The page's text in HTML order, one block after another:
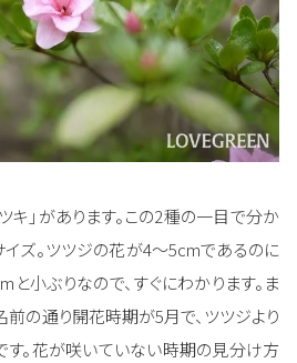
キ」があります。この2種の一目で分か
ズ。ツツジの花が4～5cmであるのに
小ぶりなので、すぐにわかります。ま
名前の通り開花時期が5月で、ツツジより
す。花が咲いていない時期の見分け方